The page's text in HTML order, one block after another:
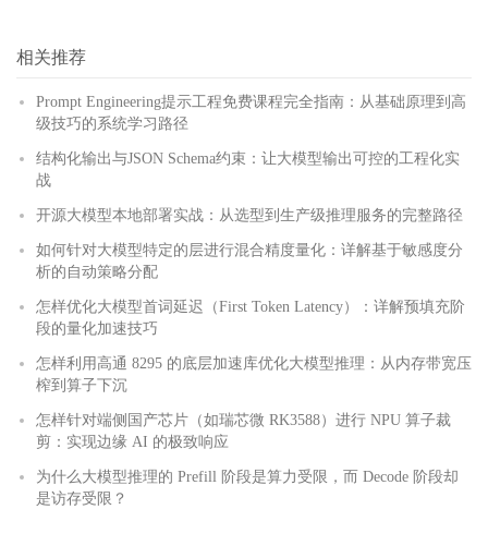
相关推荐
Prompt Engineering提示工程免费课程完全指南：从基础原理到高
级技巧的系统学习路径
结构化输出与JSON Schema约束：让大模型输出可控的工程化实
战
开源大模型本地部署实战：从选型到生产级推理服务的完整路径
如何针对大模型特定的层进行混合精度量化：详解基于敏感度分
析的自动策略分配
怎样优化大模型首词延迟（First Token Latency）：详解预填充阶
段的量化加速技巧
怎样利用高通 8295 的底层加速库优化大模型推理：从内存带宽压
榨到算子下沉
怎样针对端侧国产芯片（如瑞芯微 RK3588）进行 NPU 算子裁
剪：实现边缘 AI 的极致响应
为什么大模型推理的 Prefill 阶段是算力受限，而 Decode 阶段却
是访存受限？